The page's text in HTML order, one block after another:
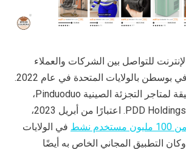
للتواصل بين الشركات والعملاء
(B2C) تم تأسيسه في بوسطن بالولايات المتحدة في عام 2022.
وهي الشركة الشقيقة لمتاجر التجزئة الصينية Pinduoduo،
وكلاهما ينتمي إلى PDD Holdings. اعتبارًا من أبريل 2023،
نشط
في الولايات
وكان التطبيق المجاني الخاص به أيضًا